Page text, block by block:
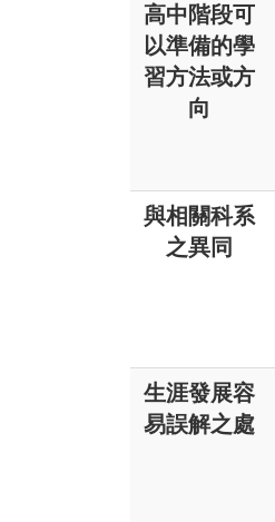
高中階段可
以準備的學
習方法或方
向
與相關科系
之異同
生涯發展容
易誤解之處